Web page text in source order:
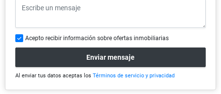
Acepto recibir información sobre ofertas inmobiliarias
Enviar mensaje
Al enviar tus datos aceptas los Términos de servicio y privacidad